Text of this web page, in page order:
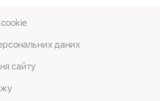
даних
сайту